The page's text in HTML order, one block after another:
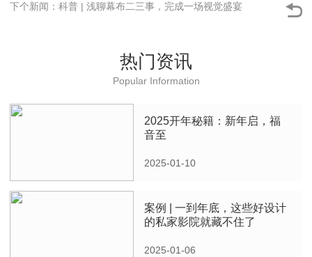
下个新闻：科普 | 浅聊幕布二三事，完成一场视觉盛宴
热门资讯
Popular Information
2025开年秘籍：新年启，福
音至
2025-01-10
案例 | 一到年底，这些好设计
的私家影院就藏不住了
2025-01-06